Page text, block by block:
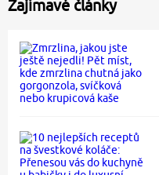
Zajímavé články